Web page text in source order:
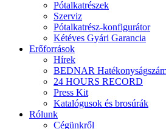
Pótalkatrészek
Szerviz
Pótalkatrész-konfigurátor
Kétéves Gyári Garancia
Erőforrások
Hírek
BEDNAR
24 HOURS RECORD
Press Kit
Katalógusok és brosúrák
Rólunk
Cégünkről